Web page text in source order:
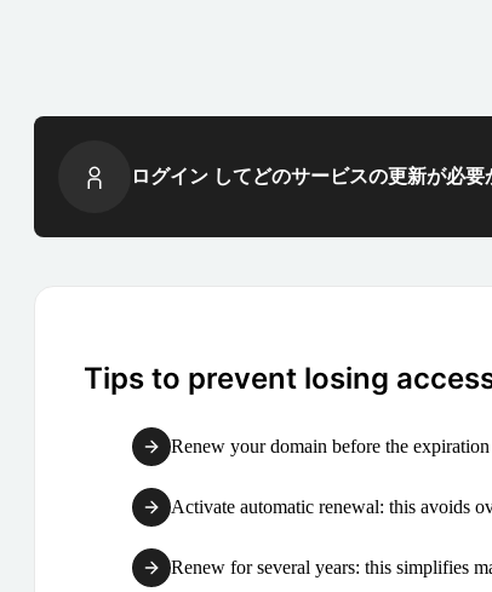
ログイン してどのサービスの更新が必要
Tips to prevent losing
Renew your domain before the
Activate automatic renewal: this avoids
Renew for several years: this simplifies